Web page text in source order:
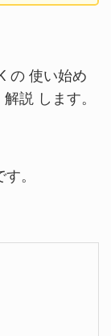
の 使い始め
説 します。
。